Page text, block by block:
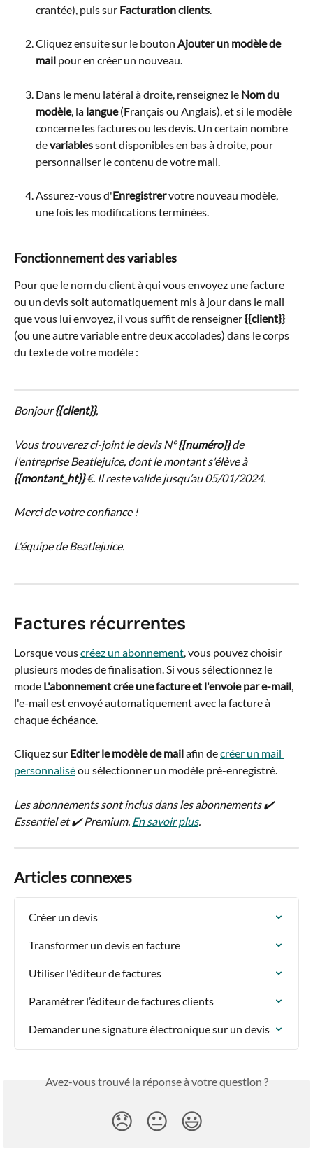
crantée), puis sur Facturation clients
Cliquez ensuite sur le bouton Ajouter un modèle de
mail pour en créer un nouveau.
Dans le menu latéral à droite, renseignez le Nom du
modèle, la langue (Français ou Anglais), et si le modèle
concerne les factures ou les devis. Un certain nombre
de variables sont disponibles en bas à droite, pour
personnaliser le contenu de votre mail.
Assurez-vous d'Enregistrer votre nouveau modèle,
une fois les modifications terminées.
Fonctionnement des variables
Pour que le nom du client à qui vous envoyez une facture
ou un devis soit automatiquement mis à jour dans le mail
que vous lui envoyez, il vous suffit de renseigner {{client}}
(ou une autre variable entre deux accolades) dans le corps
du texte de votre modèle :
Bonjour {{client}},
Vous trouverez ci-joint le devis N° {{numéro}} de
l'entreprise Beatlejuice, dont le montant s'élève à
{{montant_ht}} €. Il reste valide jusqu’au 05/01/2024.
Merci de votre confiance !
L'équipe de Beatlejuice.
Factures récurrentes
Lorsque vous créez un abonnement , vous pouvez choisir
plusieurs modes de finalisation. Si vous sélectionnez le
mode L'abonnement crée une facture et l'envoie par e-mail
l'e-mail est envoyé automatiquement avec la facture à
chaque échéance.
Cliquez sur Editer le modèle de mail afin de créer un mail
personnalisé ou sélectionner un modèle pré-enregistré.
Les abonnements sont inclus dans les abonnements ✔️
Essentiel et ✔️ Premium. En savoir plus.
Articles connexes
Créer un devis
Transformer un devis en facture
Utiliser l'éditeur de factures
Paramétrer l’éditeur de factures clients
Demander une signature électronique sur un devis
Avez-vous trouvé la réponse à votre question ?
😞 😐 😃